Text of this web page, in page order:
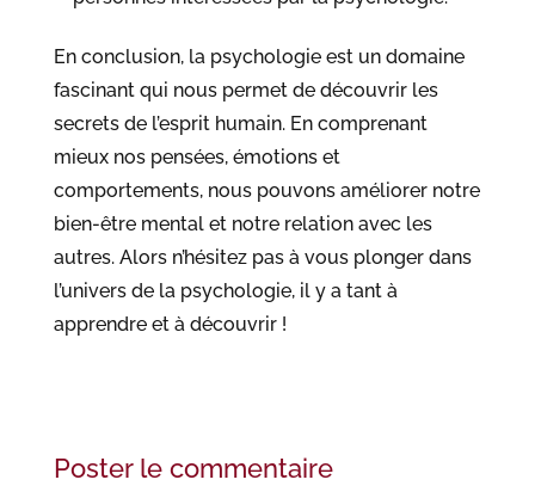
En conclusion, la psychologie est un domaine
fascinant qui nous permet de découvrir les
secrets de l’esprit humain. En comprenant
mieux nos pensées, émotions et
comportements, nous pouvons améliorer notre
bien-être mental et notre relation avec les
autres. Alors n’hésitez pas à vous plonger dans
l’univers de la psychologie, il y a tant à
apprendre et à découvrir !
Poster le commentaire